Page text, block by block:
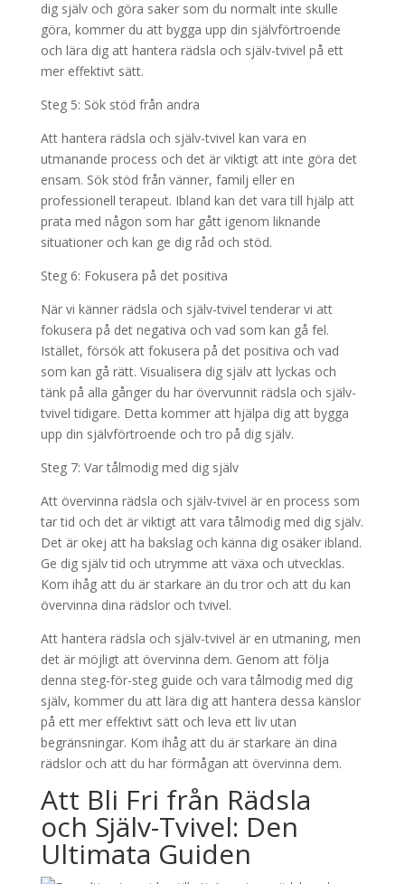
dig själv och göra saker som du normalt inte skulle
göra, kommer du att bygga upp din självförtroende
och lära dig att hantera rädsla och själv-tvivel på ett
mer effektivt sätt.
Steg 5: Sök stöd från andra
Att hantera rädsla och själv-tvivel kan vara en
utmanande process och det är viktigt att inte göra det
ensam. Sök stöd från vänner, familj eller en
professionell terapeut. Ibland kan det vara till hjälp att
prata med någon som har gått igenom liknande
situationer och kan ge dig råd och stöd.
Steg 6: Fokusera på det positiva
När vi känner rädsla och själv-tvivel tenderar vi att
fokusera på det negativa och vad som kan gå fel.
Istället, försök att fokusera på det positiva och vad
som kan gå rätt. Visualisera dig själv att lyckas och
tänk på alla gånger du har övervunnit rädsla och själv-
tvivel tidigare. Detta kommer att hjälpa dig att bygga
upp din självförtroende och tro på dig själv.
Steg 7: Var tålmodig med dig själv
Att övervinna rädsla och själv-tvivel är en process som
tar tid och det är viktigt att vara tålmodig med dig själv.
Det är okej att ha bakslag och känna dig osäker ibland.
Ge dig själv tid och utrymme att växa och utvecklas.
Kom ihåg att du är starkare än du tror och att du kan
övervinna dina rädslor och tvivel.
Att hantera rädsla och själv-tvivel är en utmaning, men
det är möjligt att övervinna dem. Genom att följa
denna steg-för-steg guide och vara tålmodig med dig
själv, kommer du att lära dig att hantera dessa känslor
på ett mer effektivt sätt och leva ett liv utan
begränsningar. Kom ihåg att du är starkare än dina
rädslor och att du har förmågan att övervinna dem.
Att Bli Fri från Rädsla
och Själv-Tvivel: Den
Ultimata Guiden